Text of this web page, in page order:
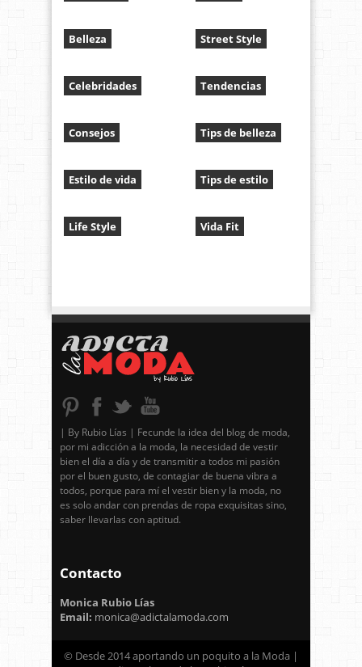
Belleza
Celebridades
Consejos
Estilo de vida
Life Style
Street Style
Tendencias
Tips de belleza
Tips de estilo
Vida Fit
| By Rubio Lías | Fecunde la idea del blog de moda,
por mi adicción a la moda, la necesidad de vestir
bien el día a día y de transmitir a todos mi pasión
por el buen gusto, de contagiar de buena vibra a
todos, porque para mí el vestir bien y la moda, no
es solo andar con prendas de ropa exquisitas sino,
saber llevarlas con aptitud.
Contacto
Monica Rubio Lías
Email: monica@adictalamoda.com
© Desde 2014 aportando un poquito a la Moda |